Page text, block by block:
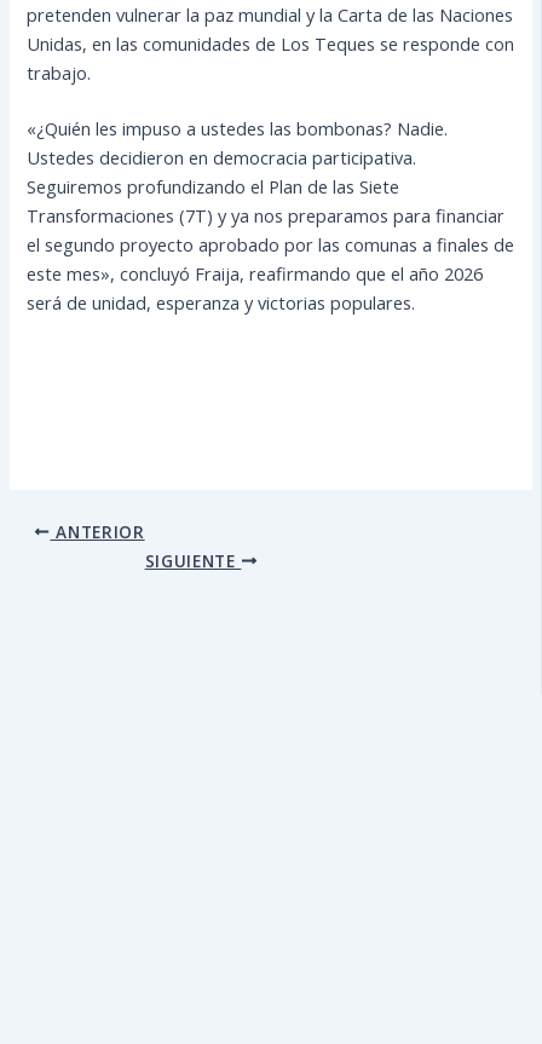
pretenden vulnerar la paz mundial y la Carta de las Naciones
Unidas, en las comunidades de Los Teques se responde con
trabajo.
«¿Quién les impuso a ustedes las bombonas? Nadie.
Ustedes decidieron en democracia participativa.
Seguiremos profundizando el Plan de las Siete
Transformaciones (7T) y ya nos preparamos para financiar
el segundo proyecto aprobado por las comunas a finales de
este mes», concluyó Fraija, reafirmando que el año 2026
será de unidad, esperanza y victorias populares.
ANTERIOR
SIGUIENTE